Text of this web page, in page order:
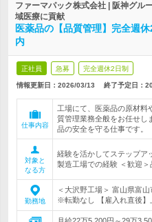
ファーマパック株式会社 | 阪神グル
域医療に貢献
医薬品の【品質管理】完全週
内
正社員 急募 完全週休2日制
情報更新日：2026/03/13 終了予定日：
仕事内容
工場にて、医薬品の原材料
質管理業務全般をお任せし
品の安全を守る仕事です。
対象と
なる方
経験を活かしてステップア
製造工場での経験 ＜歓迎
勤務地
＜大沢野工場＞ 富山県富
※転勤なし 【雇入れ直後】